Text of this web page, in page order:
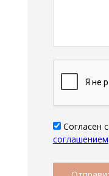
Согласен с
соглашением